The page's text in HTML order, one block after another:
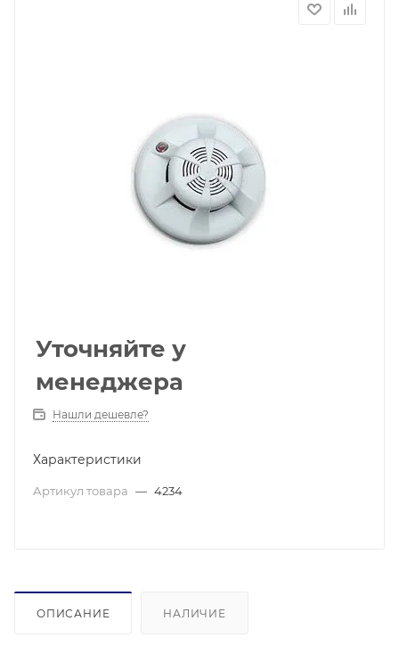
Уточняйте у
менеджера
Нашли дешевле?
Характеристики
Артикул товара — 4234
ОПИСАНИЕ НАЛИЧИЕ